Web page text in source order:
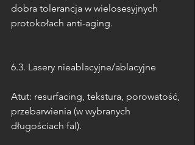
dobra tolerancja w wielosesyjnych
protokołach anti-aging.
6.3. Lasery nieablacyjne/ablacyjne
Atut: resurfacing, tekstura, porowatość,
przebarwienia (w wybranych
długościach fal).